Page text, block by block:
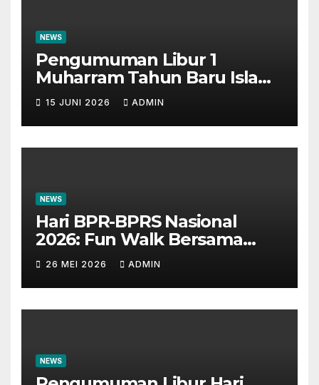
NEWS
Pengumuman Libur 1
Muharram Tahun Baru Islam
1448H
15 JUNI 2026 ADMIN
NEWS
Hari BPR-BPRS Nasional
2026: Fun Walk Bersama
Masyarakat dan Insan
Perbankan
26 MEI 2026 ADMIN
NEWS